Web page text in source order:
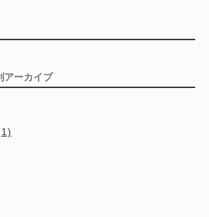
アーカイブ